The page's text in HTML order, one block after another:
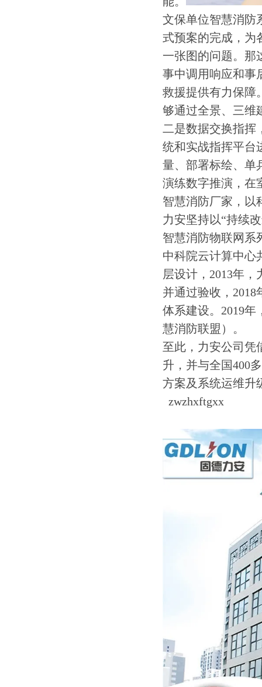
文保单位智慧消防
式预案的完成，为
一张图的问题。那
事中调用响应和事
救援提供有力保障
够通过全景、三维
二是数据交换指挥
统和实战指挥平台
量、部署标绘、单
演练数字推演，在
智慧消防厂家，以
力安坚持以“持续
智慧消防物联网系
中科院云计算中
层设计，2013年
并通过验收，
体系建设。2019
慧消防联盟）。
至此，力安公司凭
升，并与全国400
方案及系统运维升
zwzhxftgxx